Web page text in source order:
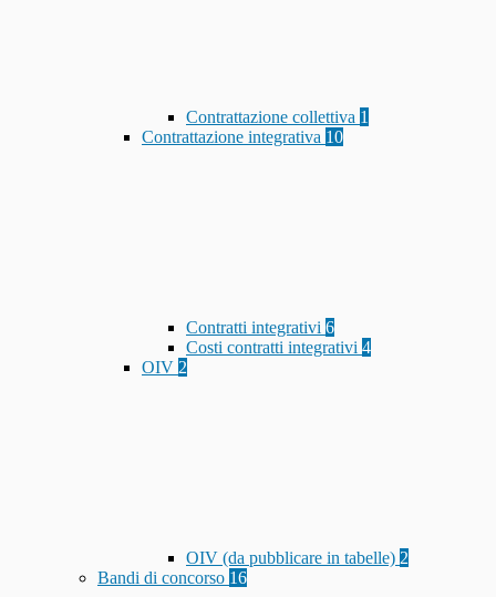
Contrattazione collettiva 1
Contrattazione integrativa 10
Contratti integrativi 6
Costi contratti integrativi 4
OIV 2
OIV (da pubblicare in tabelle) 2
Bandi di concorso 16